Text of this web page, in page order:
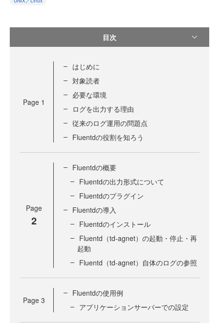
目次
Page 1
はじめに
対象読者
必要な環境
ログを出力する理由
従来のログ運用の問題点
Fluentdの役割を知ろう
Page
2
Fluentdの概要
Fluentdの出力形式について
Fluentdのプラグイン
Fluentdの導入
Fluentdのインストール
Fluentd（td-agnet）の起動・停止・再
起動
Fluentd（td-agnet）自体のログの参照
Page 3
Fluentdの使用例
アプリケーションサーバーでの設定